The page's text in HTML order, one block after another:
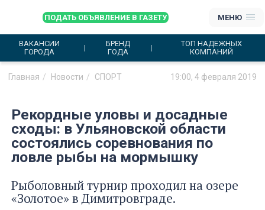
ПОДАТЬ ОБЪЯВЛЕНИЕ В ГАЗЕТУ МЕНЮ
ВАКАНСИИ
ГОРОДА
БРЕНД
ГОДА
ТОП НАДЕЖНЫХ
КОМПАНИЙ
Главная Новости СПОРТ 19:00, 4 февраля 2019
Рекордные уловы и досадные
сходы: в Ульяновской области
состоялись соревнования по
ловле рыбы на мормышку
Рыболовный турнир проходил на озере
«Золотое» в Димитровграде.